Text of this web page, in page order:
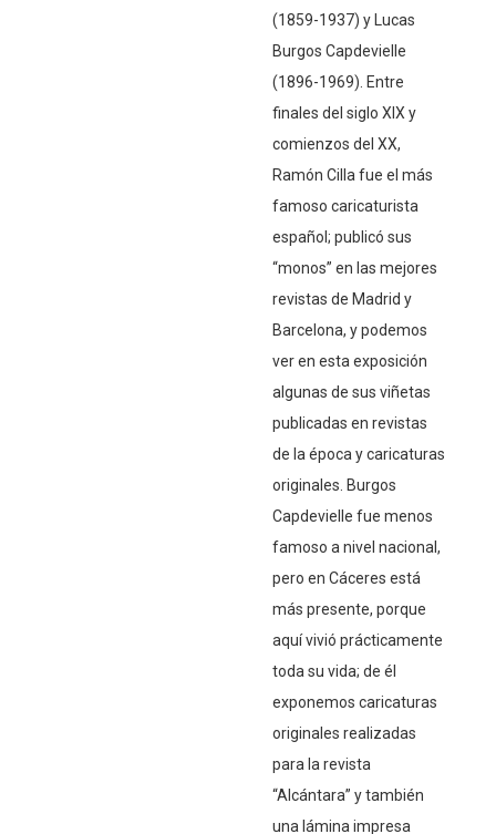
(1859-1937) y Lucas
Burgos Capdevielle
(1896-1969). Entre
finales del siglo XIX y
comienzos del XX,
Ramón Cilla fue el más
famoso caricaturista
español; publicó sus
“monos” en las mejores
revistas de Madrid y
Barcelona, y podemos
ver en esta exposición
algunas de sus viñetas
publicadas en revistas
de la época y caricaturas
originales. Burgos
Capdevielle fue menos
famoso a nivel nacional,
pero en Cáceres está
más presente, porque
aquí vivió prácticamente
toda su vida; de él
exponemos caricaturas
originales realizadas
para la revista
“Alcántara” y también
una lámina impresa